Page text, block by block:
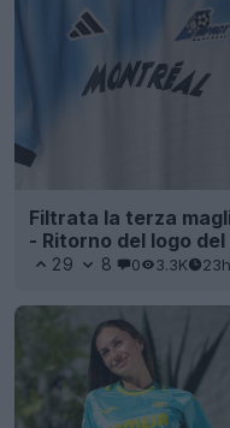
Filtrata la terza
- Ritorno del logo
29 8 0 3.3K 23h